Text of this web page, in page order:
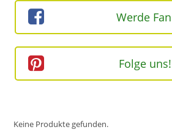
Werde
Folge uns!
Keine Produkte gefunden.